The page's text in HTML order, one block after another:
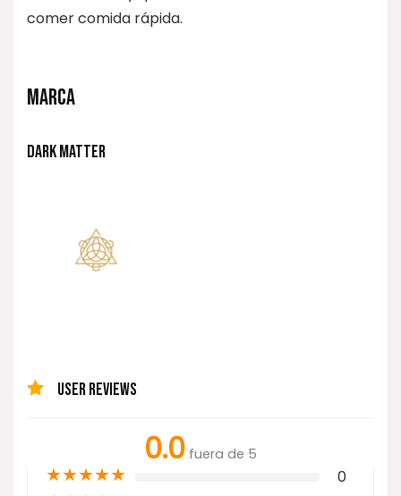
comer comida rápida.
MARCA
DARK MATTER
USER REVIEWS
0.0 fuera de 5
★★★★★ 0